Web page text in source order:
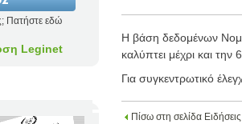
Πατήστε εδώ
Leginet
Η βάση δεδομένων
καλύπτει μέχρι και την 6
Για συγκεντρωτικό
Πίσω στη σελίδα Ειδήσεις